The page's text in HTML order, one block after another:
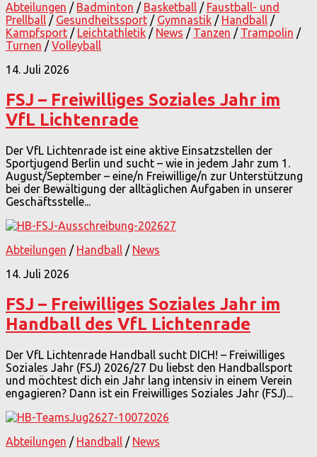
Abteilungen / Badminton / Basketball / Faustball- und
Prellball / Gesundheitssport / Gymnastik / Handball /
Kampfsport / Leichtathletik / News / Tanzen / Trampolin /
Turnen / Volleyball
14. Juli 2026
FSJ – Freiwilliges Soziales Jahr im
VfL Lichtenrade
Der VfL Lichtenrade ist eine aktive Einsatzstellen der
Sportjugend Berlin und sucht – wie in jedem Jahr zum 1.
August/September – eine/n Freiwillige/n zur Unterstützung
bei der Bewältigung der alltäglichen Aufgaben in unserer
Geschäftsstelle...
Abteilungen / Handball / News
14. Juli 2026
FSJ – Freiwilliges Soziales Jahr im
Handball des VfL Lichtenrade
Der VfL Lichtenrade Handball sucht DICH! – Freiwilliges
Soziales Jahr (FSJ) 2026/27 Du liebst den Handballsport
und möchtest dich ein Jahr lang intensiv in einem Verein
engagieren? Dann ist ein Freiwilliges Soziales Jahr (FSJ)...
Abteilungen / Handball / News